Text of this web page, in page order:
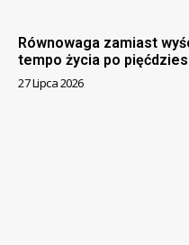
Równowaga zamiast
tempo życia po
27 Lipca 2026